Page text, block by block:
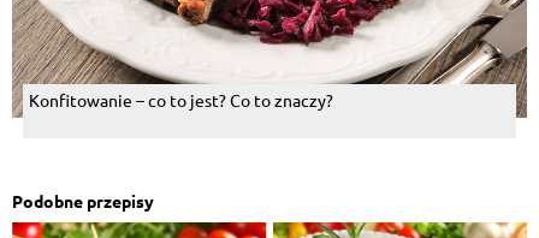
Konfitowanie – co to jest? Co to znaczy?
Podobne przepisy